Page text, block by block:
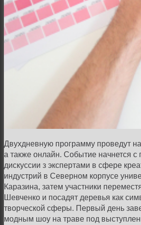
Двухдневную программу проведут
а также онлайн. Событие начнется с
дискуссии з экспертами в сфере
индустрий в Северном корпусе
Каразина, затем участники
Шевченко и посадят деревья как
творческой сферы. Первый день
модным шоу на траве под